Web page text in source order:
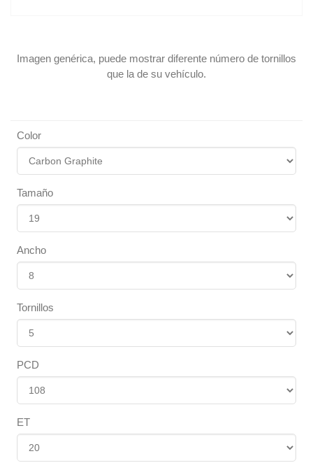
Imagen genérica, puede mostrar diferente número de tornillos
que la de su vehículo.
Color
Tamaño
Ancho
Tornillos
PCD
ET